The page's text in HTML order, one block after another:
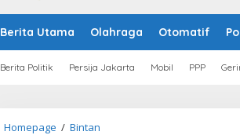
Berita Utama Olahraga Otomatif
Berita Politik Persija Jakarta Mobil PPP
Homepage / Bintan